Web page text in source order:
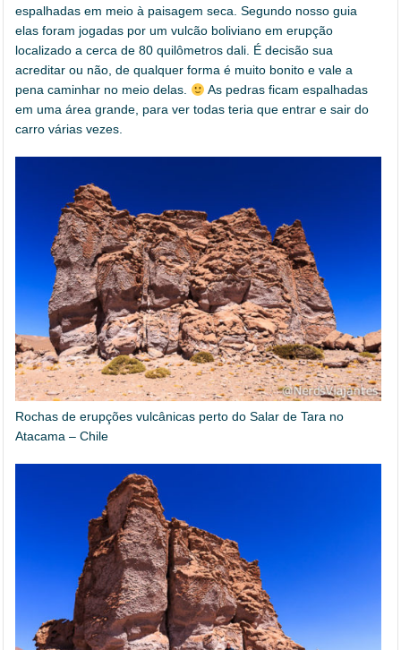
espalhadas em meio à paisagem seca. Segundo nosso guia
elas foram jogadas por um vulcão boliviano em erupção
localizado a cerca de 80 quilômetros dali. É decisão sua
acreditar ou não, de qualquer forma é muito bonito e vale a
pena caminhar no meio delas.
As pedras ficam espalhadas
em uma área grande, para ver todas teria que entrar e sair do
carro várias vezes.
Rochas de erupções vulcânicas perto do Salar de Tara no
Atacama – Chile